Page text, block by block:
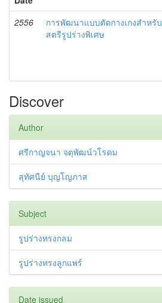
2556
การพัฒนาแบบตัดกางเกงสำหรับ
สตรีรูปร่างพิเศษ
Discover
Author
ศรีกาญจนา จตุพัฒน์วโรดม
สุทัศนีย์ บุญโญภาส
Subject
รูปร่างทรงกลม
รูปร่างทรงลูกแพร์
Date issued